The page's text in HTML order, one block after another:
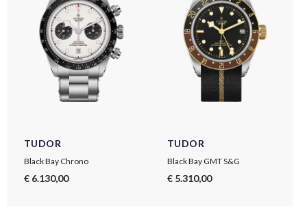
TUDOR
Black Bay Chrono
€ 6.130,00
TUDOR
Black Bay GMT S&G
€ 5.310,00